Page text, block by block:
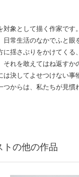
象として描く作家で
常生活のなかでふと
揺さぶりをかけてくる
れを敢えてはね返す
決してよせつけない
からは、私たちが見
トの他の作品